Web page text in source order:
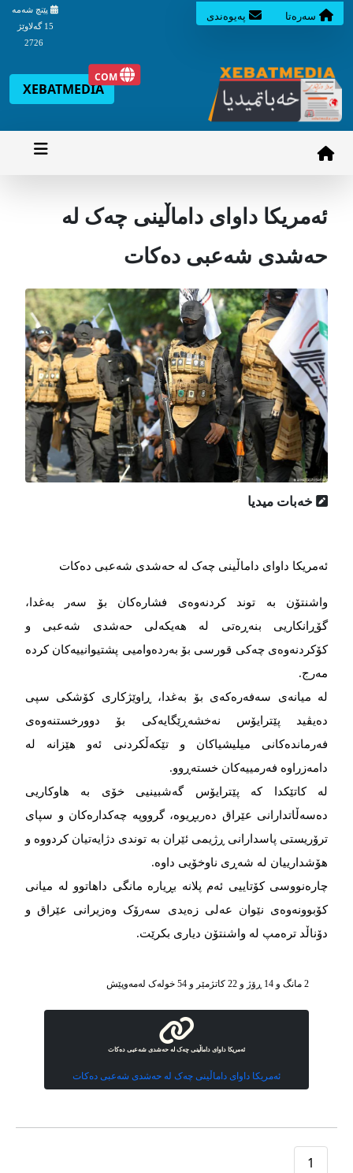
سه‌ره‌تا په‌یوه‌ندی
پێنچ شه‌مه‌
15 گه‌لاوێژ
2726
XEBATMEDIA
COM
ئەمریکا داوای داماڵینی چەک لە
حەشدی شەعبی دەکات
خەبات میدیا
ئەمریکا داوای داماڵینی چەک لە حەشدی شەعبی دەکات
واشنتۆن بە توند کردنەوەی فشارەکان بۆ سەر بەغدا،
گۆڕانکاریی بنەڕەتی لە هەیکەلی حەشدی شەعبی و
کۆکردنەوەی چەکی قورسی بۆ بەردەوامیی پشتیوانییەكان كردە
مەرج.
لە میانەی سەفەرەكەی بۆ بەغدا، ڕاوێژکاری کۆشکی سپی
دەیڤید پێترایۆس نەخشەڕێگایەکی بۆ دوورخستنەوەی
فەرماندەکانی میلیشیاکان و تێکەڵکردنی ئەو هێزانە لە
دامەزراوە فەرمییەکان خستەڕوو.
لە کاتێکدا کە پێترایۆس گەشبینیی خۆی بە هاوکاریی
دەسەڵاتدارانی عێراق دەربڕیوە، گرووپە چەکدارەکان و سپای
ترۆریستی پاسدارانی ڕژیمی ئێران بە توندی دژایەتیان کردووە و
هۆشدارییان لە شەڕی ناوخۆیی داوە.
چارەنووسی کۆتاییی ئەم پلانە بڕیارە مانگی داهاتوو لە میانی
کۆبوونەوەی نێوان عەلی زەیدی سەرۆک وەزیرانی عێراق و
دۆناڵد ترەمپ لە واشنتۆن دیاری بکرێت.
2 مانگ و 14 ڕۆژ و 22 کاتژمێر و 54 خوله‌ک له‌مه‌وپێش‌
ئەمریکا داوای داماڵینی چەک لە حەشدی شەعبی دەکات
ئەمریکا داوای داماڵینی چەک لە حەشدی شەعبی دەکات
1